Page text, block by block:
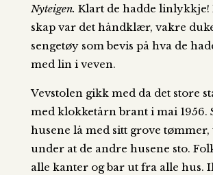
Nyteigen. Klart de hadde linlykkje!
skap var det håndklær, vakre
sengetøy som bevis på hva de
med lin i veven.
Vevstolen gikk med da det store
med klokketårn brant i mai 1956.
husene lå med sitt grove tømmer,
under at de andre husene sto.
alle kanter og bar ut fra alle hus.